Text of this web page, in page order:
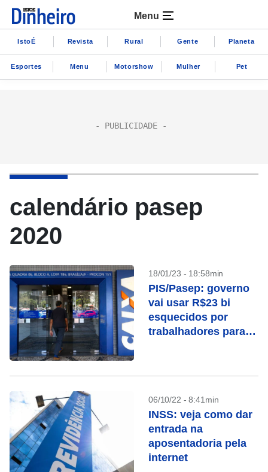
Menu
IstoÉ Revista Rural Gente Planeta
Esportes Menu Motorshow Mulher Pet
calendário pasep
2020
18/01/23 - 18:58min
PIS/Pasep: governo
vai usar R$23 bi
esquecidos por
trabalhadores para
06/10/22 - 8:41min
INSS: veja como dar
entrada na
aposentadoria pela
internet